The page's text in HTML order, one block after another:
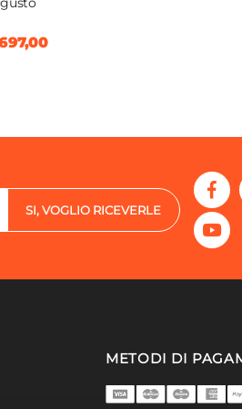
SI, VOGLIO RICEVERLE
METODI DI